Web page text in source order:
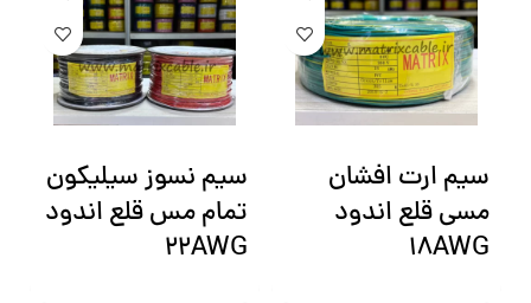
سیم ارت افشان
مسی قلع اندود
18AWG
سیم نسوز سیلیکون
تمام مس قلع اندود
22AWG